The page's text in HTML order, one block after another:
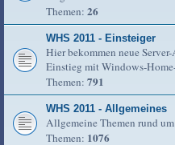
Themen: 26
WHS 2011 - Einsteiger
Hier bekommen neue
Einstieg mit Windows-
Themen: 791
WHS 2011 - Allgemeines
Allgemeine Themen rund
Themen: 1076